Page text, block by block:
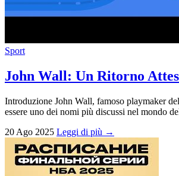
Sport
John Wall: Un Ritorno
Introduzione John Wall, famoso playmaker
essere uno dei nomi più discussi nel mondo
20 Ago 2025 Leggi di più →